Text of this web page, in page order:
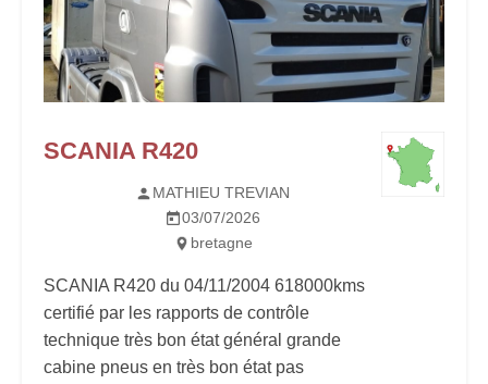
SCANIA R420
MATHIEU TREVIAN
03/07/2026
bretagne
SCANIA R420 du 04/11/2004 618000kms
certifié par les rapports de contrôle
technique très bon état général grande
cabine pneus en très bon état pas